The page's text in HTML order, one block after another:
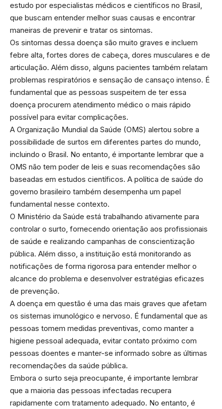
estudo por especialistas médicos e científicos no Brasil,
que buscam entender melhor suas causas e encontrar
maneiras de prevenir e tratar os sintomas.
Os sintomas dessa doença são muito graves e incluem
febre alta, fortes dores de cabeça, dores musculares e de
articulação. Além disso, alguns pacientes também relatam
problemas respiratórios e sensação de cansaço intenso. É
fundamental que as pessoas suspeitem de ter essa
doença procurem atendimento médico o mais rápido
possível para evitar complicações.
A Organização Mundial da Saúde (OMS) alertou sobre a
possibilidade de surtos em diferentes partes do mundo,
incluindo o Brasil. No entanto, é importante lembrar que a
OMS não tem poder de leis e suas recomendações são
baseadas em estudos científicos. A política de saúde do
governo brasileiro também desempenha um papel
fundamental nesse contexto.
O Ministério da Saúde está trabalhando ativamente para
controlar o surto, fornecendo orientação aos profissionais
de saúde e realizando campanhas de conscientização
pública. Além disso, a instituição está monitorando as
notificações de forma rigorosa para entender melhor o
alcance do problema e desenvolver estratégias eficazes
de prevenção.
A doença em questão é uma das mais graves que afetam
os sistemas imunológico e nervoso. É fundamental que as
pessoas tomem medidas preventivas, como manter a
higiene pessoal adequada, evitar contato próximo com
pessoas doentes e manter-se informado sobre as últimas
recomendações da saúde pública.
Embora o surto seja preocupante, é importante lembrar
que a maioria das pessoas infectadas recupera
rapidamente com tratamento adequado. No entanto, é